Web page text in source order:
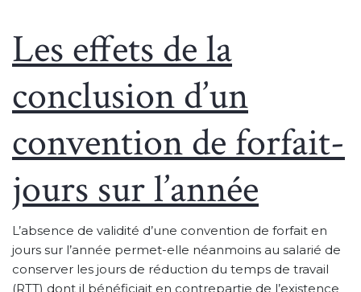
Les effets de la
conclusion d’un
convention de forfait-
jours sur l’année
L’absence de validité d’une convention de forfait en
jours sur l’année permet-elle néanmoins au salarié de
conserver les jours de réduction du temps de travail
(RTT) dont il bénéficiait en contrepartie de l’existence